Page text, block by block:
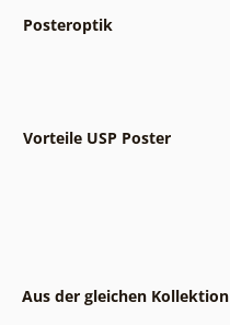
Posteroptik
Vorteile USP Poster
Aus der gleichen Kollektion